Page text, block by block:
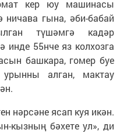
кер юу машинасы
ничава гына, әби-бабай
түшәмгә кадәр
55нче яз колхозга
башкара, гомер буе
алган, мактау
нәрсәне ясап куя икән.
кызның бәхете ул», ди